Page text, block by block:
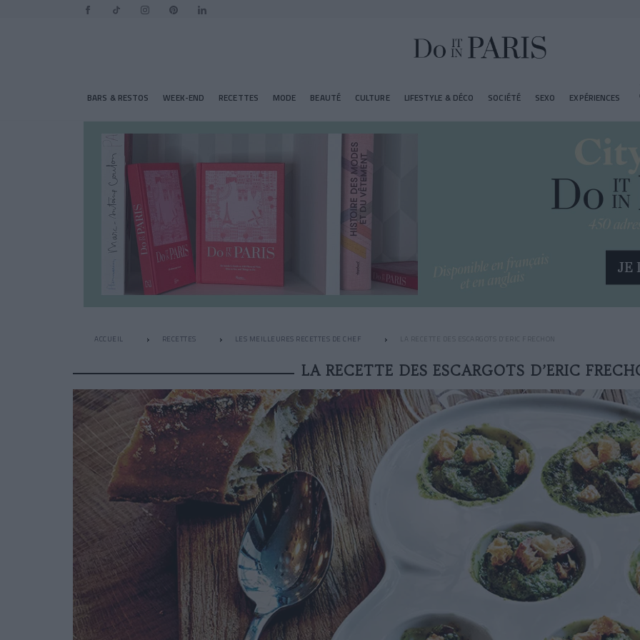
BARS & RESTOS WEEK-END RECETTES MODE BEAUTÉ CULTURE LIFESTYLE & DÉCO SOCIÉTÉ SEXO EXPÉRIENCES
ACCUEIL RECETTES LES MEILLEURES RECETTES DE CHEF LA RECETTE DES ESCARGOTS D’ERIC FRECHON
LA RECETTE DES ESCARGOTS D’ERIC